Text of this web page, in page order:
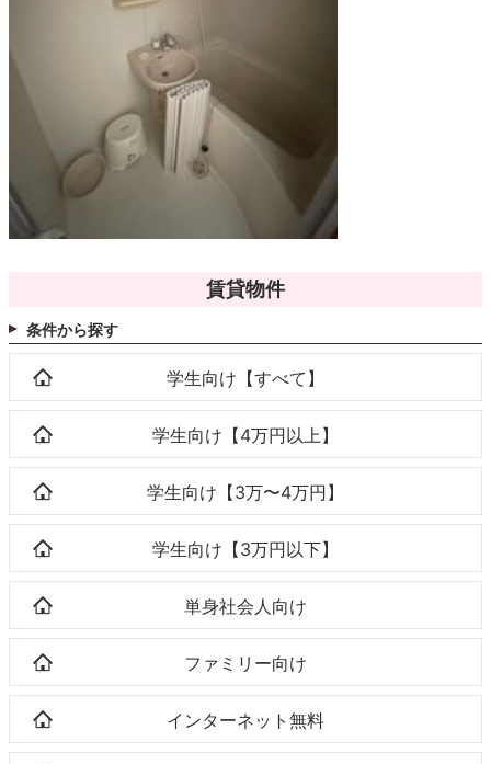
賃貸物件
条件から探す
学生向け【すべて】
学生向け【4万円以上】
学生向け【3万〜4万円】
学生向け【3万円以下】
単身社会人向け
ファミリー向け
インターネット無料